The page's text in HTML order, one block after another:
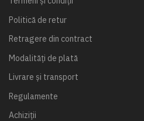
Politică de retur
Retragere din contract
Modalități de plată
Livrare și transport
Regulamente
Achiziții